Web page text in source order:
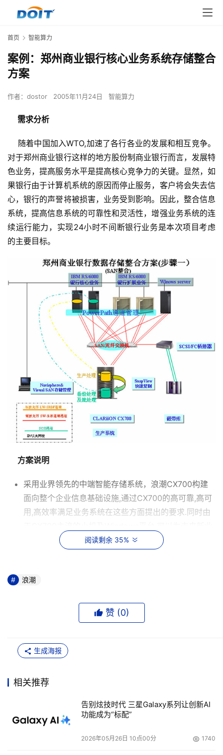
首页 智能算力
案例：郑州商业银行核心业务系统存储整合
方案
作者： dostor 2005年11月24日 智能算力
需求分析
随着中国加入WTO,加速了各行各业的发展和相互竞争。
对于郑州商业银行这样的地方股份制商业银行而言，发展特
色业务，提高服务水平是提高核心竞争力的关键。显然，如
果银行由于计算机系统的原因而停止服务，客户将会失去信
心，银行的声誉将被损害，业务受到影响。因此，整合信息
系统，提高信息系统的可靠性和灵活性，增强业务系统的连
续运行能力，实现24小时不间断银行业务是本次项目考虑
方案说明
采用业界领先的中端智能存储系统，浪潮CX700构建
面向整个企业信息基础设施,通过CX700的高可靠,高可
用,高效率满足业务系统在这些方面提出的要求.同时由
务所要求的新主机提供同样的信息基础设施,保证企业
容量空间的要求;
采用 MirrorView远程磁盘数据复制技术实现灾难备份
解决方案，完成企业范围内统一的灾难备份和恢复.
过SnapView解决方案,信息系统可以通过第三重镜像快
处理流程，减小每日后台批处理窗口,保障业务系统准
7x24小时连续运做,同时还可以让测试系统快速拿到最
新的生产数据完成测试工作,大大提高新应用开发效
率；
采用Navispher管理软件的解决方案完成存储系统资源
阅读剩余 35%
浪潮
赞 (0)
生成海报
相关推荐
告别炫技时代 三星Galaxy系列让创新AI
功能成为“标配”
2026年05月26日 10点00分 1740